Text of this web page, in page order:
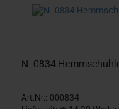
N- 0834
Art.Nr.: 000834